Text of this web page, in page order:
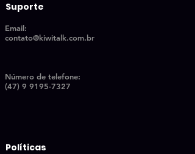
Suporte
Email:
contato@kiwitalk.com.br
Número de telefone:
(47) 9 9195-7327
Políticas